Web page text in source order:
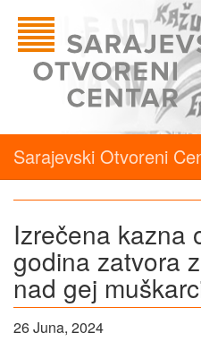
Sarajevski Otvoreni
Izrečena kazna
godina zatvora
nad gej
26 Juna, 2024